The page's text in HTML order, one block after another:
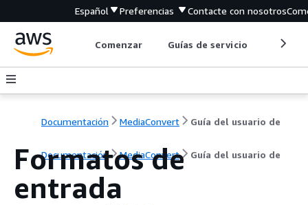
Español Preferencias Contacte con nosotros
Comenzar Guías de servicio
Documentación MediaConvert Guía del usuario de
Documentación MediaConvert Guía del usuario de
Formatos de
entrada